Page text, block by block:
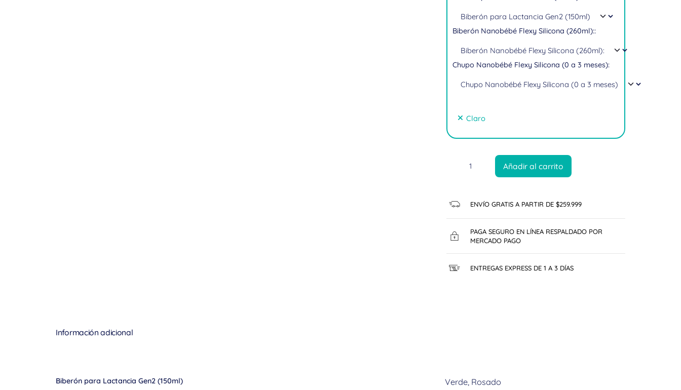
Biberón Nanobébé Flexy Silicona (260ml)::
Chupo Nanobébé Flexy Silicona (0 a 3 meses):
Claro
Añadir al carrito
ENVÍO GRATIS A PARTIR DE $259.999
PAGA SEGURO EN LÍNEA RESPALDADO POR
MERCADO PAGO
ENTREGAS EXPRESS DE 1 A 3 DÍAS
Información adicional
Biberón para Lactancia Gen2 (150ml) Verde, Rosado